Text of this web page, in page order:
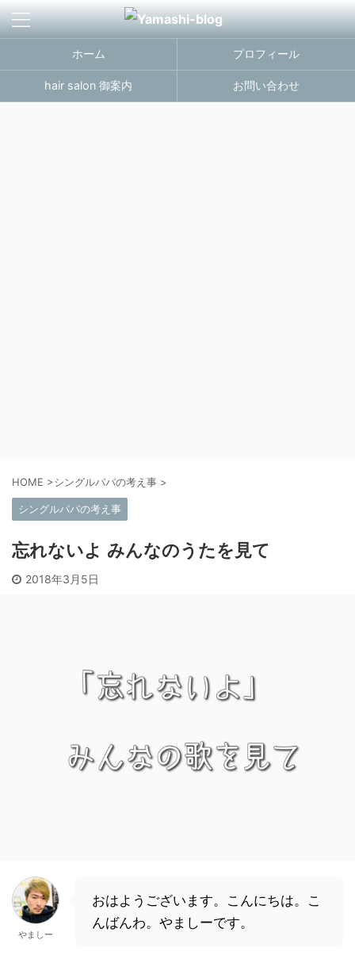
ホーム プロフィール
hair salon 御案内 お問い合わせ
HOME >シングルパパの考え事 >
シングルパパの考え事
忘れないよ みんなのうたを見て
2018年3月5日
やましー
おはようございます。こんにちは。こ
んばんわ。やましーです。